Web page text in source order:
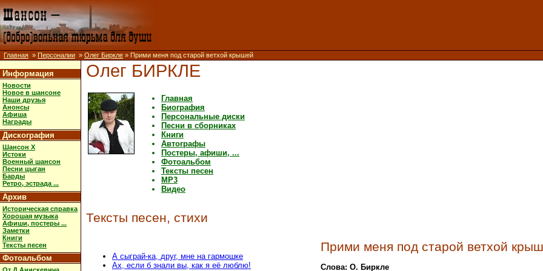
Главная » Персоналии » Олег Биркле » Прими меня под старой ветхой крышей
Информация
Новости
Новое в шансоне
Наши друзья
Анонсы
Афиша
Награды
Дискография
Шансон X
Истоки
Военный шансон
Песни цыган
Барды
Ретро, эстрада ...
Архив
Историческая справка
Хорошая музыка
Афиши, постеры ...
Заметки
Книги
Тексты песен
Фотоальбом
Олег БИРКЛЕ
Главная
Биография
Персональные диски
Песни в сборниках
Книги
Автографы
Постеры, афиши, ...
Фотоальбом
Тексты песен
MP3
Видео
Тексты песен, стихи
А сыграй-ка, друг, мне на гармошке
Ах, если б знали вы, как я её люблю!
Прими меня под старой ветхой
Слова: О. Биркле